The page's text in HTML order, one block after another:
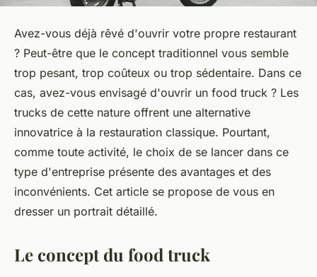
Avez-vous déjà rêvé d'ouvrir votre propre restaurant
? Peut-être que le concept traditionnel vous semble
trop pesant, trop coûteux ou trop sédentaire. Dans ce
cas, avez-vous envisagé d'ouvrir un food truck ? Les
trucks de cette nature offrent une alternative
innovatrice à la restauration classique. Pourtant,
comme toute activité, le choix de se lancer dans ce
type d'entreprise présente des avantages et des
inconvénients. Cet article se propose de vous en
dresser un portrait détaillé.
Le concept du food truck